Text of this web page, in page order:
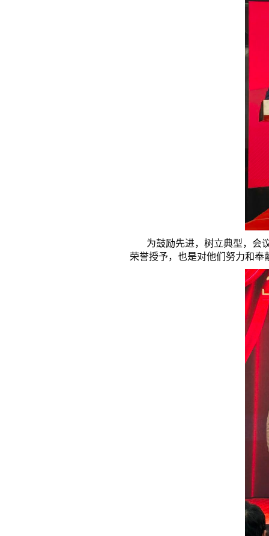
为鼓励先进，树立典型，会
荣誉授予，也是对他们努力和奉